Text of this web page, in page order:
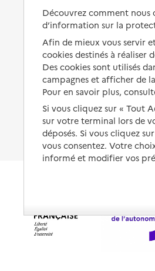
santé
Organiser à l'avance sa propre
protection
Les mesures de protection
Les obligations de la famille
À qui s’adresser ?
Les politiques du grand âge
Découvrez comment nous
d’information sur la
Afin de mieux vous servir
cookies destinés à
Des cookies sont utilisés
campagnes et afficher de
Pour en savoir plus,
Si vous cliquez sur « Tout
sur votre terminal lors de
déposés. Si vous cliquez
vous consentez. Votre
informé et modifier vos